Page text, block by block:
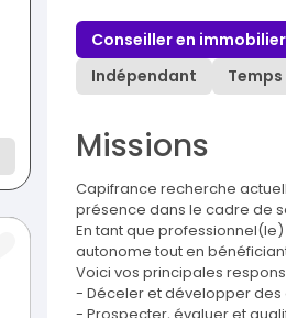
Conseiller en immobilier
Indépendant
Missions
Capifrance recherche
présence dans le cadre de
En tant que
autonome tout en
Voici vos principales
- Déceler et développer des